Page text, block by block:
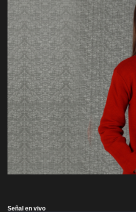
Señal en vivo